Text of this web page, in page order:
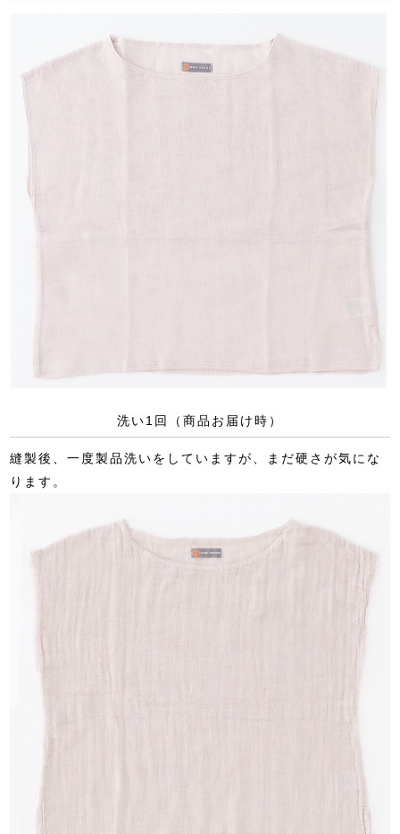
洗い1回（商品お届け時）
縫製後、一度製品洗いをしていますが、まだ硬さが気にな
ります。